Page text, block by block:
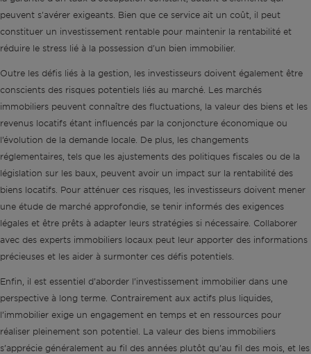
peuvent s'avérer exigeants. Bien que ce service ait un coût, il peut
constituer un investissement rentable pour maintenir la rentabilité et
réduire le stress lié à la possession d'un bien immobilier.
Outre les défis liés à la gestion, les investisseurs doivent également être
conscients des risques potentiels liés au marché. Les marchés
immobiliers peuvent connaître des fluctuations, la valeur des biens et les
revenus locatifs étant influencés par la conjoncture économique ou
l’évolution de la demande locale. De plus, les changements
réglementaires, tels que les ajustements des politiques fiscales ou de la
législation sur les baux, peuvent avoir un impact sur la rentabilité des
biens locatifs. Pour atténuer ces risques, les investisseurs doivent mener
une étude de marché approfondie, se tenir informés des exigences
légales et être prêts à adapter leurs stratégies si nécessaire. Collaborer
avec des experts immobiliers locaux peut leur apporter des informations
précieuses et les aider à surmonter ces défis potentiels.
Enfin, il est essentiel d’aborder l’investissement immobilier dans une
perspective à long terme. Contrairement aux actifs plus liquides,
l’immobilier exige un engagement en temps et en ressources pour
réaliser pleinement son potentiel. La valeur des biens immobiliers
s’apprécie généralement au fil des années plutôt qu’au fil des mois, et les